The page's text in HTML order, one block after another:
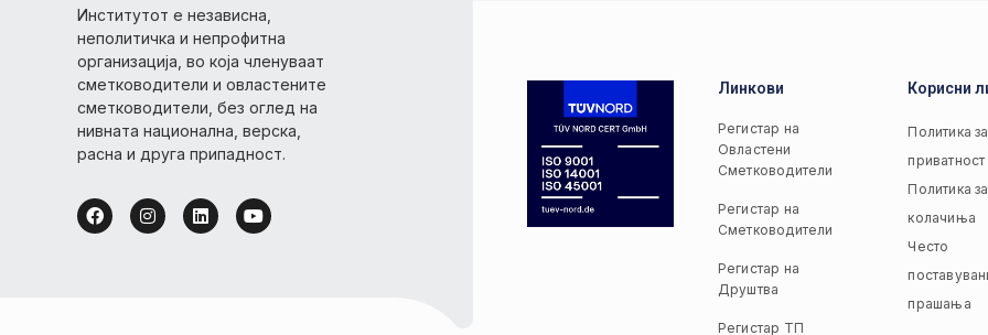
Институтот е независна,
неполитичка и непрофитна
организација, во која членуваат
сметководители и овластените
сметководители, без оглед на
нивната национална, верска,
расна и друга припадност.
Линкови
Регистар на
Овластени
Сметководители
Регистар на
Сметководители
Регистар на
Друштва
Регистар ТП
Корисни
Политика за
приватност
Политика за
колачиња
Често
прашања